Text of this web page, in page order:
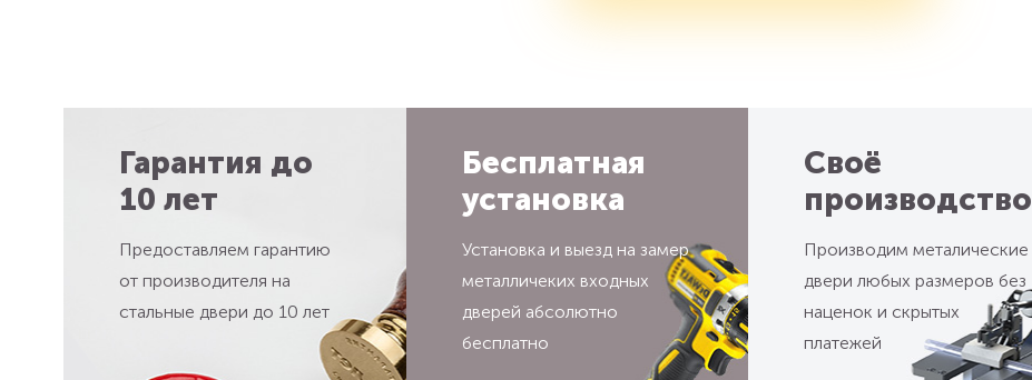
Гарантия до
10 лет
Предоставляем гарантию
от производителя на
стальные двери до 10 лет
Бесплатная
установка
Установка и выезд на замер
металличеких входных
дверей абсолютно
бесплатно
Своё
производство
Производим металические
двери любых размеров без
наценок и скрытых
платежей